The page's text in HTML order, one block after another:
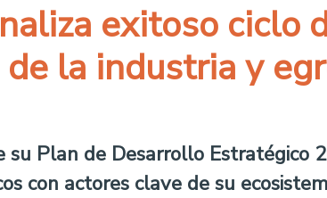
exitoso ciclo
la industria y
su Plan de Desarrollo Estratégico
con actores clave de su